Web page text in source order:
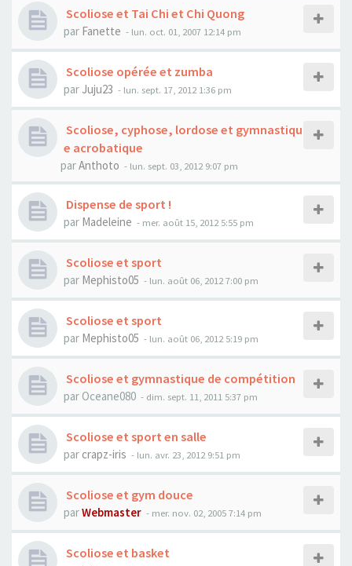
Scoliose et Tai Chi et Chi Quong
par Fanette - lun. oct. 01, 2007 12:14 pm
Scoliose opérée et zumba
par Juju23 - lun. sept. 17, 2012 1:36 pm
Scoliose, cyphose, lordose et gymnastiqu
e acrobatique
parAnthoto - lun. sept. 03, 2012 9:07 pm
Dispense de sport !
par Madeleine - mer. août 15, 2012 5:55 pm
Scoliose et sport
par Mephisto05 - lun. août 06, 2012 7:00 pm
Scoliose et sport
par Mephisto05 - lun. août 06, 2012 5:19 pm
Scoliose et gymnastique de compétition
par Oceane080 - dim. sept. 11, 2011 5:37 pm
Scoliose et sport en salle
par crapz-iris - lun. avr. 23, 2012 9:51 pm
Scoliose et gym douce
parWebmaster - mer. nov. 02, 2005 7:14 pm
Scoliose et basket